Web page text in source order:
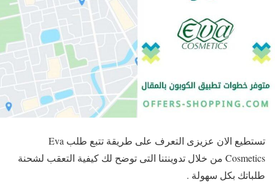
تستطيع الان عزيزى التعرف على طريقة تتبع طلب Eva
Cosmetics من خلال تدوينتنا التى توضح لك كيفية التعقب لشحنة
طلباتك بكل سهولة .